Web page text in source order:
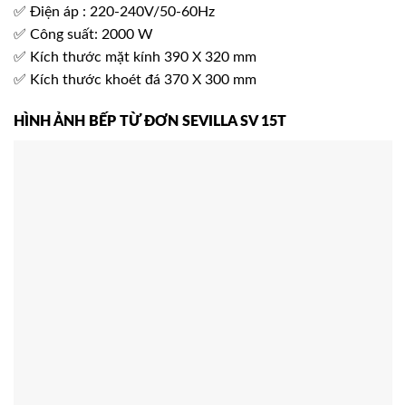
✅ Điện áp : 220-240V/50-60Hz
✅ Công suất: 2000 W
✅ Kích thước mặt kính 390 X 320 mm
✅ Kích thước khoét đá 370 X 300 mm
HÌNH ẢNH BẾP TỪ ĐƠN SEVILLA SV 15T